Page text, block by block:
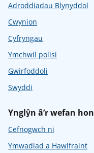
Adroddiadau Blynyddol
Cwynion
Cyfryngau
Ymchwil polisi
Gwirfoddoli
Swyddi
Ynglŷn â’r wefan hon
Cefnogwch ni
Ymwadiad a Hawlfraint